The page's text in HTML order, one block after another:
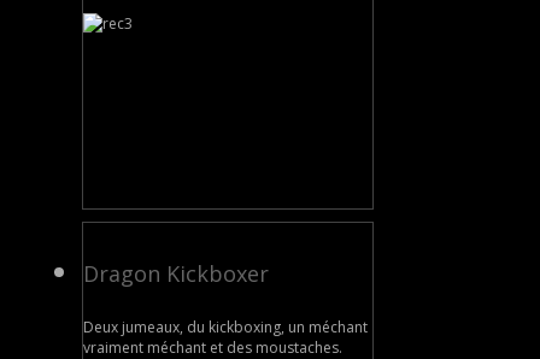
Dragon Kickboxer
Deux jumeaux, du kickboxing, un méchant
vraiment méchant et des moustaches.